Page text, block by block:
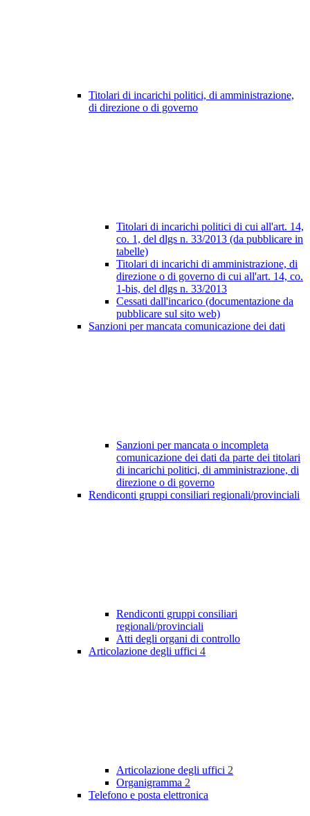
Titolari di incarichi politici, di amministrazione,
di direzione o di governo
Titolari di incarichi politici di cui all'art. 14,
co. 1, del dlgs n. 33/2013 (da pubblicare in
tabelle)
Titolari di incarichi di amministrazione, di
direzione o di governo di cui all'art. 14, co.
1-bis, del dlgs n. 33/2013
Cessati dall'incarico (documentazione da
pubblicare sul sito web)
Sanzioni per mancata comunicazione dei dati
Sanzioni per mancata o incompleta
comunicazione dei dati da parte dei titolari
di incarichi politici, di amministrazione, di
direzione o di governo
Rendiconti gruppi consiliari regionali/provinciali
Rendiconti gruppi consiliari
regionali/provinciali
Atti degli organi di controllo
Articolazione degli uffici 4
Articolazione degli uffici 2
Organigramma 2
Telefono e posta elettronica